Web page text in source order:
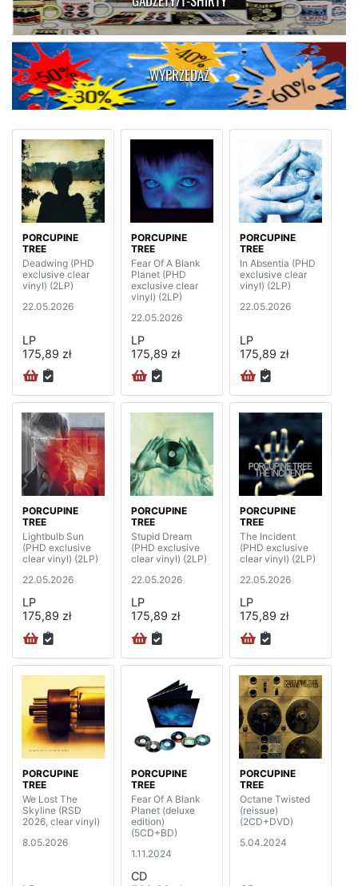
WYPRZEDAŻ
PORCUPINE
TREE
Deadwing (PHD
exclusive clear
vinyl) (2LP)
22.05.2026
LP
175,89 zł
PORCUPINE
TREE
Fear Of A Blank
Planet (PHD
exclusive clear
vinyl) (2LP)
22.05.2026
LP
175,89 zł
PORCUPINE
TREE
In Absentia (PHD
exclusive clear
vinyl) (2LP)
22.05.2026
LP
175,89 zł
PORCUPINE
TREE
Lightbulb Sun
(PHD exclusive
clear vinyl) (2LP)
22.05.2026
LP
175,89 zł
PORCUPINE
TREE
Stupid Dream
(PHD exclusive
clear vinyl) (2LP)
22.05.2026
LP
175,89 zł
PORCUPINE
TREE
The Incident
(PHD exclusive
clear vinyl) (2LP)
22.05.2026
LP
175,89 zł
PORCUPINE
TREE
We Lost The
Skyline (RSD
2026, clear vinyl)
8.05.2026
PORCUPINE
TREE
Fear Of A Blank
Planet (deluxe
edition)
(5CD+BD)
1.11.2024
CD
PORCUPINE
TREE
Octane Twisted
(reissue)
(2CD+DVD)
5.04.2024